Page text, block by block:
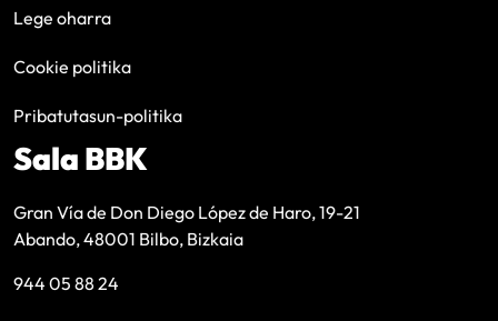
Lege oharra
Cookie politika
Pribatutasun-politika
Sala BBK
Gran Vía de Don Diego López de Haro, 19-21
Abando, 48001 Bilbo, Bizkaia
944 05 88 24